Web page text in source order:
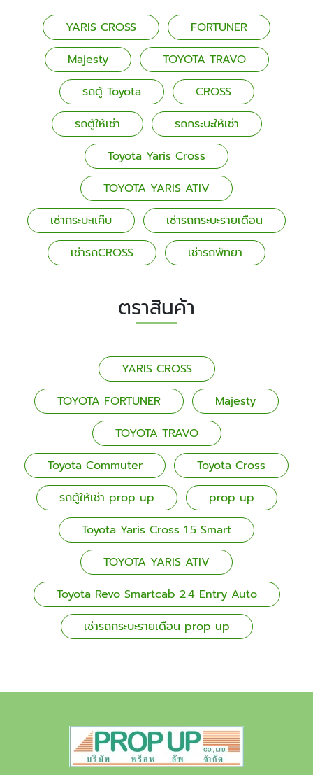
YARIS CROSS
FORTUNER
Majesty
TOYOTA TRAVO
รถตู้ Toyota
CROSS
รถตู้ให้เช่า
รถกระบะให้เช่า
Toyota Yaris Cross
TOYOTA YARIS ATIV
เช่ากระบะแค๊บ
เช่ารถกระบะรายเดือน
เช่ารถCROSS
เช่ารถพัทยา
ตราสินค้า
YARIS CROSS
TOYOTA FORTUNER
Majesty
TOYOTA TRAVO
Toyota Commuter
Toyota Cross
รถตู้ให้เช่า prop up
prop up
Toyota Yaris Cross 1.5 Smart
TOYOTA YARIS ATIV
Toyota Revo Smartcab 2.4 Entry Auto
เช่ารถกระบะรายเดือน prop up